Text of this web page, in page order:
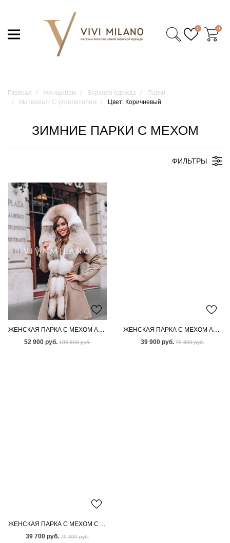
0 0
Главная Женщинам Верхняя одежда
Парки
Материал: С утеплителем
Цвет: Коричневый
ЗИМНИЕ ПАРКИ С МЕХОМ
ФИЛЬТРЫ
ЖЕНСКАЯ ПАРКА С МЕХОМ АУКЦИОННОЙ ЛИСЫ
52 900 руб. 105 800 руб.
ЖЕНСКАЯ ПАРКА С МЕХОМ АУКЦИОННОГО ПЕСЦА
39 900 руб. 79 800 руб.
39 700 руб. 79 400 руб.